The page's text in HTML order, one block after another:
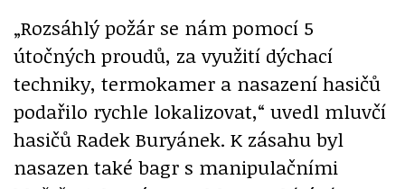
„Rozsáhlý požár se nám pomocí 5
útočných proudů, za využití dýchací
techniky, termokamer a nasazení hasičů
podařilo rychle lokalizovat,“ uvedl mluvčí
hasičů Radek Buryánek. K zásahu byl
nasazen také bagr s manipulačními